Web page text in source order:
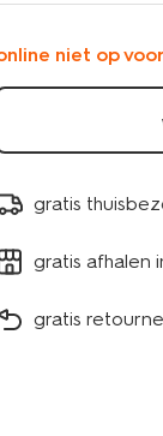
niet op
gratis
gratis afhalen
gratis